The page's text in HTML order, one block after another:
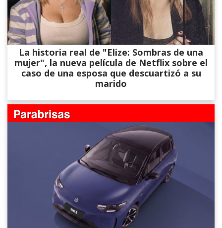
La historia real de "Elize: Sombras de una
mujer", la nueva película de Netflix sobre el
caso de una esposa que descuartizó a su
marido